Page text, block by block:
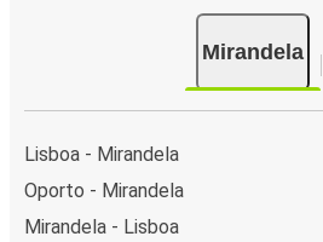
Mirandela
Lisboa - Mirandela
Oporto - Mirandela
Mirandela - Lisboa